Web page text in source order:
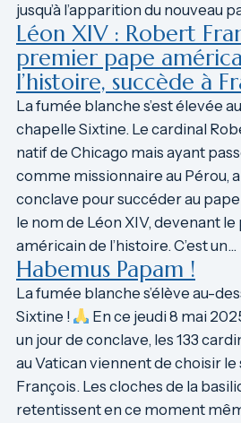
jusqu’à l’apparition du nouveau
Léon XIV : Robert
premier pape
l’histoire, succède à
La fumée blanche s’est élevée
chapelle Sixtine. Le cardinal
natif de Chicago mais ayant
comme missionnaire au Pérou,
conclave pour succéder au
le nom de Léon XIV, devenant
américain de l’histoire. C’est un…
Habemus Papam !
La fumée blanche s’élève au-
Sixtine !
En ce jeudi 8 mai
un jour de conclave, les 133
au Vatican viennent de choisir
François. Les cloches de la
retentissent en ce moment